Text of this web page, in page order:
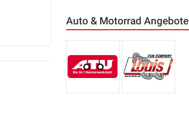
Auto & Motorrad Angebote